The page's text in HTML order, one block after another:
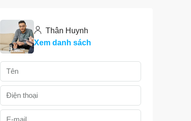
Thân Huynh
Xem danh sách